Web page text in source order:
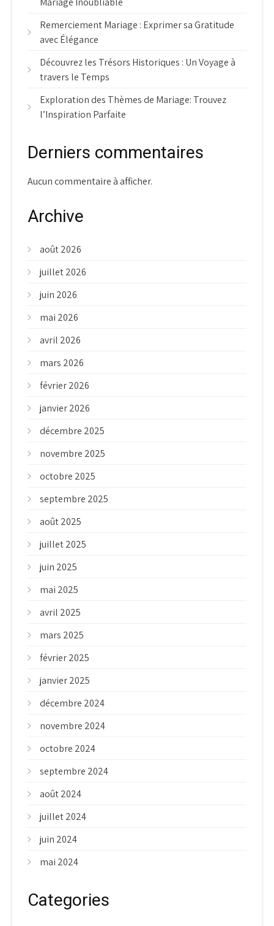
Remerciement Mariage : Exprimer sa Gratitude
avec Élégance
Découvrez les Trésors Historiques : Un Voyage à
travers le Temps
Exploration des Thèmes de Mariage: Trouvez
l’Inspiration Parfaite
Derniers commentaires
Aucun commentaire à afficher.
Archive
août 2026
juillet 2026
juin 2026
mai 2026
avril 2026
mars 2026
février 2026
janvier 2026
décembre 2025
novembre 2025
octobre 2025
septembre 2025
août 2025
juillet 2025
juin 2025
mai 2025
avril 2025
mars 2025
février 2025
janvier 2025
décembre 2024
novembre 2024
octobre 2024
septembre 2024
août 2024
juillet 2024
juin 2024
mai 2024
Categories